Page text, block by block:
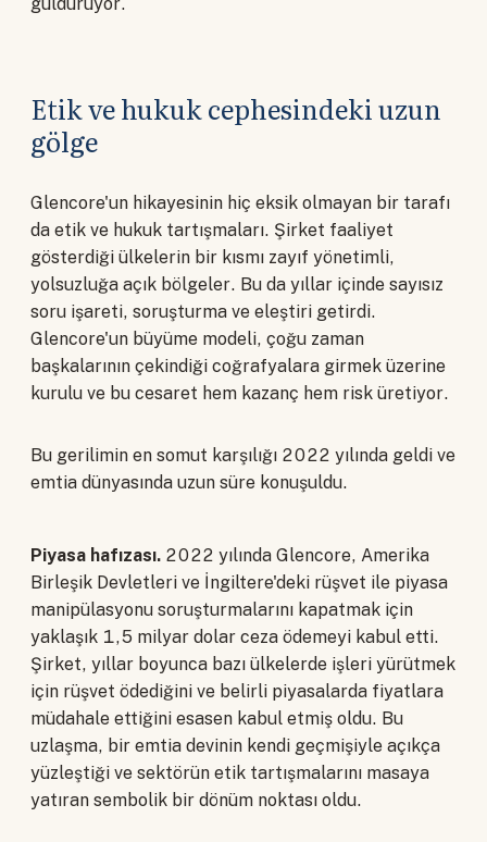
güldürüyor.
Etik ve hukuk cephesindeki uzun
gölge
Glencore'un hikayesinin hiç eksik olmayan bir tarafı
da etik ve hukuk tartışmaları. Şirket faaliyet
gösterdiği ülkelerin bir kısmı zayıf yönetimli,
yolsuzluğa açık bölgeler. Bu da yıllar içinde sayısız
soru işareti, soruşturma ve eleştiri getirdi.
Glencore'un büyüme modeli, çoğu zaman
başkalarının çekindiği coğrafyalara girmek üzerine
kurulu ve bu cesaret hem kazanç hem risk üretiyor.
Bu gerilimin en somut karşılığı 2022 yılında geldi ve
emtia dünyasında uzun süre konuşuldu.
Piyasa hafızası. 2022 yılında Glencore, Amerika
Birleşik Devletleri ve İngiltere'deki rüşvet ile piyasa
manipülasyonu soruşturmalarını kapatmak için
yaklaşık 1,5 milyar dolar ceza ödemeyi kabul etti.
Şirket, yıllar boyunca bazı ülkelerde işleri yürütmek
için rüşvet ödediğini ve belirli piyasalarda fiyatlara
müdahale ettiğini esasen kabul etmiş oldu. Bu
uzlaşma, bir emtia devinin kendi geçmişiyle açıkça
yüzleştiği ve sektörün etik tartışmalarını masaya
yatıran sembolik bir dönüm noktası oldu.